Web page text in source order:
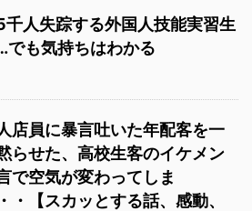
千人失踪する外国人技能実習生
でも気持ちはわかる
店員に暴言吐いた年配客を一
らせた、高校生客のイケメン
で空気が変わってしま
・【スカッとする話、感動、